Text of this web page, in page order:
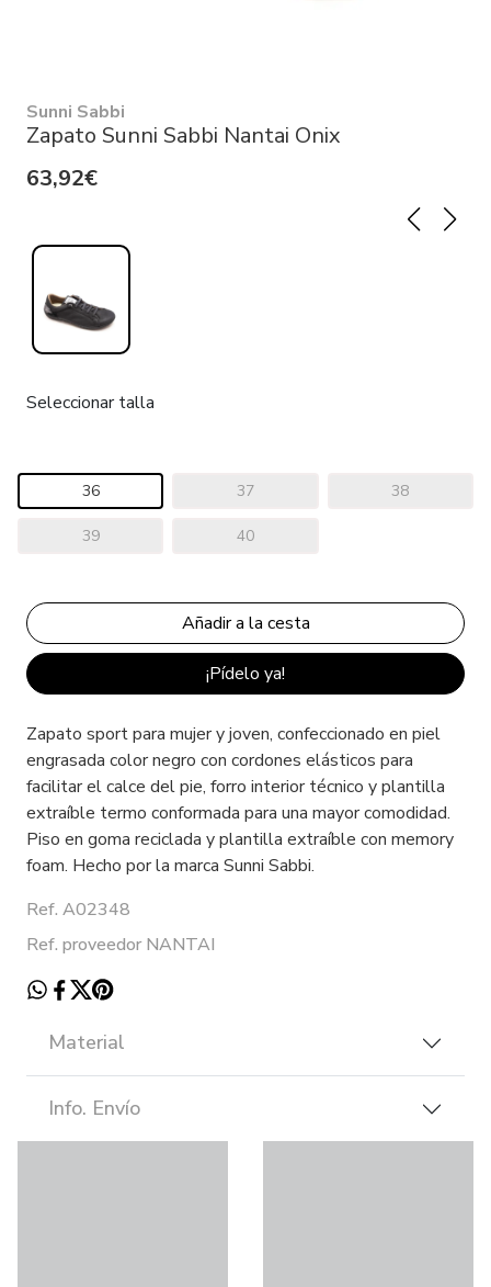
Sunni Sabbi
Zapato Sunni Sabbi Nantai Onix
63,92€
Seleccionar talla
36 37 38
39 40
¡Pídelo ya!
Zapato sport para mujer y joven, confeccionado en piel
engrasada color negro con cordones elásticos para
facilitar el calce del pie, forro interior técnico y plantilla
extraíble termo conformada para una mayor comodidad.
Piso en goma reciclada y plantilla extraíble con memory
foam. Hecho por la marca Sunni Sabbi.
Ref. A02348
Ref. proveedor NANTAI
Material
Info. Envío